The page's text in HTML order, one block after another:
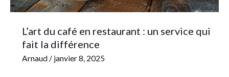
L’art du café en restaurant : un service qui
fait la différence
Arnaud/ janvier 8, 2025
fait
différence